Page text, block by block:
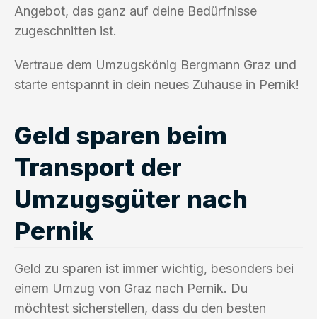
Angebot, das ganz auf deine Bedürfnisse
zugeschnitten ist.
Vertraue dem Umzugskönig Bergmann Graz und
starte entspannt in dein neues Zuhause in Pernik!
Geld sparen beim
Transport der
Umzugsgüter nach
Pernik
Geld zu sparen ist immer wichtig, besonders bei
einem Umzug von Graz nach Pernik. Du
möchtest sicherstellen, dass du den besten